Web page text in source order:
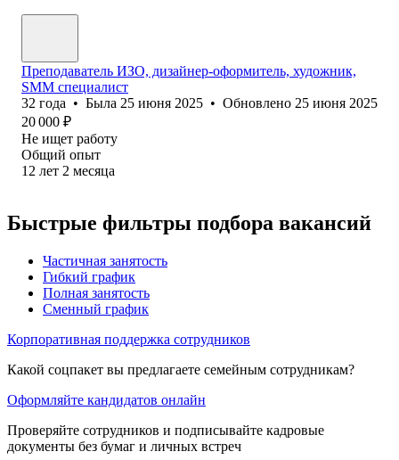
Преподаватель ИЗО, дизайнер-оформитель, художник,
SMM специалист
32 года • Была 25 июня 2025 • Обновлено 25 июня 2025
20 000 ₽
Не ищет работу
Общий опыт
12 лет 2 месяца
Быстрые фильтры подбора вакансий
Частичная занятость
Гибкий график
Полная занятость
Сменный график
Корпоративная поддержка сотрудников
Какой соцпакет вы предлагаете семейным сотрудникам?
Оформляйте кандидатов онлайн
Проверяйте сотрудников и подписывайте кадровые
документы без бумаг и личных встреч